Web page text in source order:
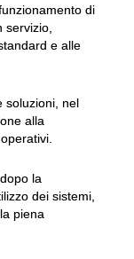
di
e alle
soluzioni, nel
alla
la
dei sistemi,
piena